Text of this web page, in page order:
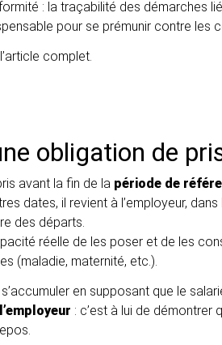
: la traçabilité des démarches
pour se prémunir contre les
complet.
obligation de
avant la fin de la période de
dates, il revient à l’employeur,
des départs.
réelle de les poser et de les
(maladie, maternité, etc.).
en supposant que le
: c’est à lui de démontrer